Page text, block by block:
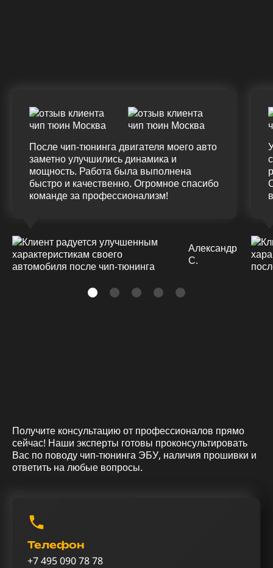
После чип-тюнинга двигателя моего авто
заметно улучшились динамика и
мощность. Работа была выполнена
быстро и качественно. Огромное спасибо
команде за профессионализм!
Александр
С.
Получите консультацию от профессионалов прямо
сейчас! Наши эксперты готовы проконсультировать
Вас по поводу чип-тюнинга ЭБУ, наличия прошивки и
ответить на любые вопросы.
Телефон
+7 495 090 78 78